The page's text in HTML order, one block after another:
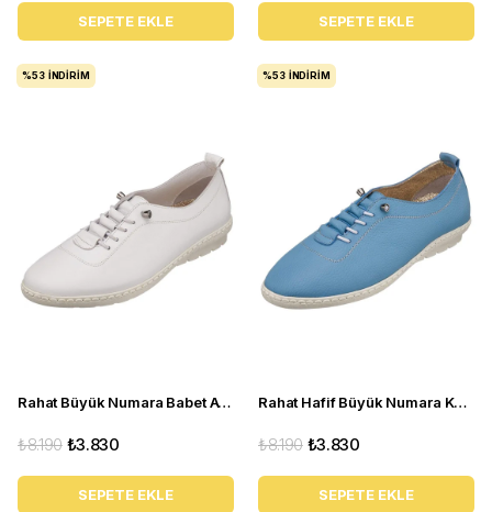
SEPETE EKLE SEPETE EKLE
Rahat Büyük Numara Babet Ayakkabı Pr 5511 Beyaz
₺3.830
₺8.190
SEPETE EKLE
%53 İNDIRIM
Rahat Hafif Büyük Numara Kadın Babet Ayakkabı Pr 5511 Mavi
₺3.830
₺8.190
SEPETE EKLE
%53 İNDIRIM